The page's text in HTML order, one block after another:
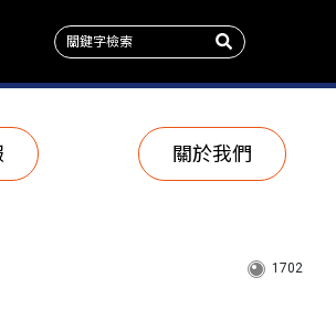
關於我們
1702